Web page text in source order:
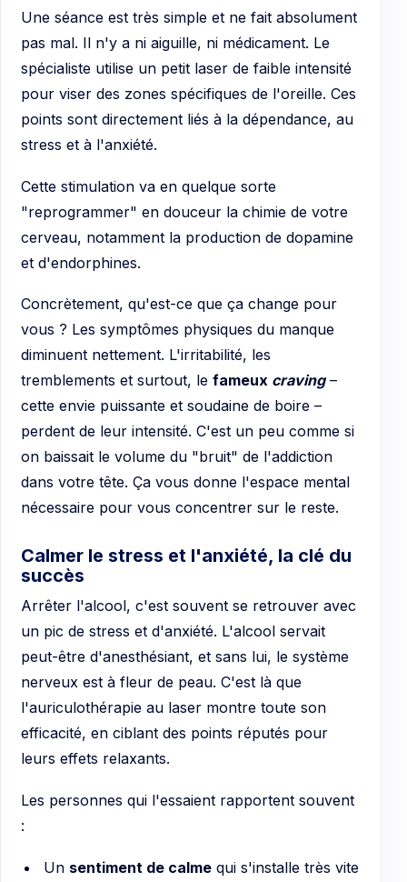
Une séance est très simple et ne fait absolument
pas mal. Il n'y a ni aiguille, ni médicament. Le
spécialiste utilise un petit laser de faible intensité
pour viser des zones spécifiques de l'oreille. Ces
points sont directement liés à la dépendance, au
stress et à l'anxiété.
Cette stimulation va en quelque sorte
"reprogrammer" en douceur la chimie de votre
cerveau, notamment la production de dopamine
et d'endorphines.
Concrètement, qu'est-ce que ça change pour
vous ? Les symptômes physiques du manque
diminuent nettement. L'irritabilité, les
tremblements et surtout, le fameux craving–
cette envie puissante et soudaine de boire –
perdent de leur intensité. C'est un peu comme si
on baissait le volume du "bruit" de l'addiction
dans votre tête. Ça vous donne l'espace mental
nécessaire pour vous concentrer sur le reste.
Calmer le stress et l'anxiété, la clé du
succès
Arrêter l'alcool, c'est souvent se retrouver avec
un pic de stress et d'anxiété. L'alcool servait
peut-être d'anesthésiant, et sans lui, le système
nerveux est à fleur de peau. C'est là que
l'auriculothérapie au laser montre toute son
efficacité, en ciblant des points réputés pour
leurs effets relaxants.
Les personnes qui l'essaient rapportent souvent
:
Un sentiment de calmequi s'installe très vite